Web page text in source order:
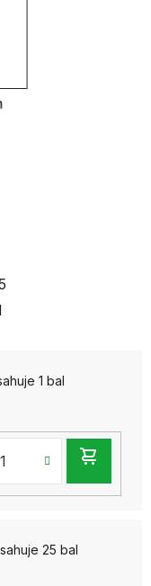
1 bal
25 bal